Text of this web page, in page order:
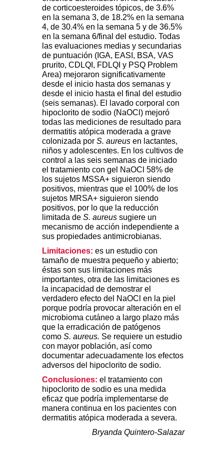
de corticoesteroides tópicos, de 3.6%
en la semana 3, de 18.2% en la semana
4, de 30.4% en la semana 5 y de 36.5%
en la semana 6/final del estudio. Todas
las evaluaciones medias y secundarias
de puntuación (IGA, EASI, BSA, VAS
prurito, CDLQI, FDLQI y PSQ Problem
Area) mejoraron significativamente
desde el inicio hasta dos semanas y
desde el inicio hasta el final del estudio
(seis semanas). El lavado corporal con
hipoclorito de sodio (NaOCl) mejoró
todas las mediciones de resultado para
dermatitis atópica moderada a grave
colonizada por S. aureus en lactantes,
niños y adolescentes. En los cultivos de
control a las seis semanas de iniciado
el tratamiento con gel NaOCl 58% de
los sujetos MSSA+ siguieron siendo
positivos, mientras que el 100% de los
sujetos MRSA+ siguieron siendo
positivos, por lo que la reducción
limitada de S. aureus sugiere un
mecanismo de acción independiente a
sus propiedades antimicrobianas.
Limitaciones: es un estudio con
tamaño de muestra pequeño y abierto;
éstas son sus limitaciones más
importantes, otra de las limitaciones es
la incapacidad de demostrar el
verdadero efecto del NaOCl en la piel
porque podría provocar alteración en el
microbioma cutáneo a largo plazo más
que la erradicación de patógenos
como S. aureus. Se requiere un estudio
con mayor población, así como
documentar adecuadamente los efectos
adversos del hipoclorito de sodio.
Conclusiones: el tratamiento con
hipoclorito de sodio es una medida
eficaz que podría implementarse de
manera continua en los pacientes con
dermatitis atópica moderada a severa.
Bryanda Quintero-Salazar